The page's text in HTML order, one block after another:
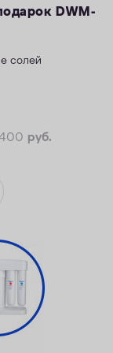
DWM-
солей
л
экв/л
— 5 мг/л
кг
руб.